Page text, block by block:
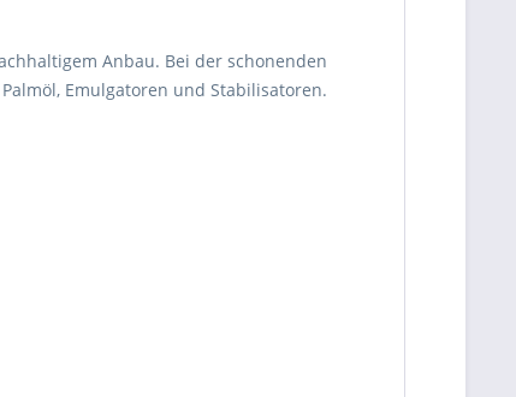
Anbau. Bei der schonenden
Emulgatoren und Stabilisatoren.